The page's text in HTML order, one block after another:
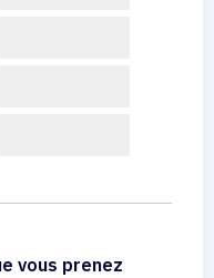
vous prenez